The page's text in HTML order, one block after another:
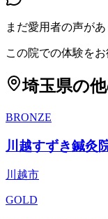
まだ愛用者の声が
この院での体験を
埼玉県の
BRONZE
川越すずき鍼灸
川越市
GOLD